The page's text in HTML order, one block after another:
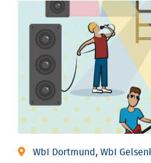
WbI Dortmund, WbI